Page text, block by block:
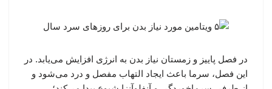
در فصل پاییز و زمستان نیاز بدن به انرژی افزایش می‌یابد. در
این فصل، سرما باعث ایجاد التهاب مفصل و درد می‌شود و